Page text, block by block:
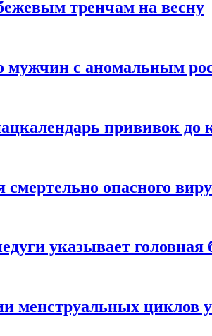
тренчам на весну
мужчин с аномальным
прививок до
смертельно опасного
указывает головная
менструальных